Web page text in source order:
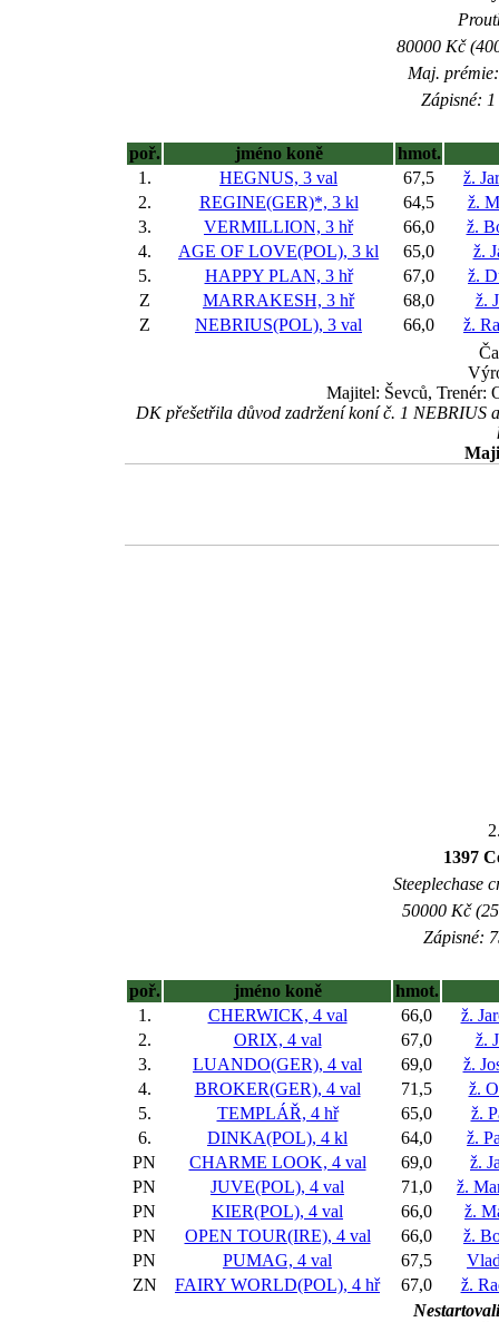
80000 Kč
Maj.
Zápisné:
poř. jméno koně
hmot.
1.
HEGNUS, 3 val 67,5
ž.
2.
REGINE(GER)*, 3 kl 64,5
ž.
3.
VERMILLION, 3 hř 66,0
ž.
4.
AGE OF LOVE(POL), 3 kl 65,0
ž.
5.
HAPPY PLAN, 3 hř 67,0
ž.
Z
MARRAKESH, 3 hř 68,0
ž.
Z
NEBRIUS(POL), 3 val 66,0
ž.
Majitel: Ševců, Trenér:
DK přešetřila důvod zadržení koní č. 1 NEBRIUS
1397
Steeplechase
50000 Kč
Zápisné:
poř. jméno koně
hmot.
1.
CHERWICK, 4 val 66,0
ž.
2.
ORIX, 4 val 67,0
ž.
3.
LUANDO(GER), 4 val 69,0
ž.
4.
BROKER(GER), 4 val 71,5
ž.
5.
TEMPLÁŘ, 4 hř 65,0
ž.
6.
DINKA(POL), 4 kl 64,0
ž.
PN
CHARME LOOK, 4 val 69,0
ž.
PN
JUVE(POL), 4 val 71,0
ž.
PN
KIER(POL), 4 val 66,0
ž.
PN
OPEN TOUR(IRE), 4 val 66,0
ž.
PN
PUMAG, 4 val 67,5
ZN
FAIRY WORLD(POL), 4 hř 67,0
ž.